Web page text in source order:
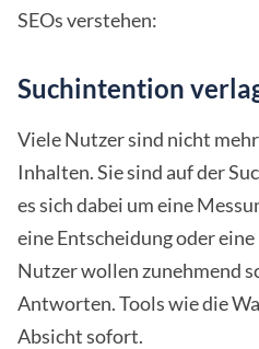
SEOs verstehen:
Suchintention
Viele Nutzer sind nicht
Inhalten. Sie sind auf der
es sich dabei um eine
eine Entscheidung oder
Nutzer wollen zunehmend
Antworten. Tools wie die
Absicht sofort.